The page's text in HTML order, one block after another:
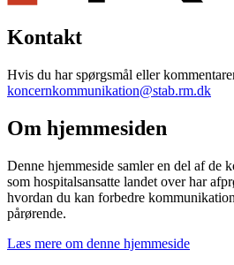
Kontakt
Hvis du har spørgsmål eller
koncernkommunikation@stab.rm.dk
Om hjemmesiden
Denne hjemmeside samler en del af de
som hospitalsansatte landet over har
hvordan du kan forbedre
pårørende.
Læs mere om denne hjemmeside